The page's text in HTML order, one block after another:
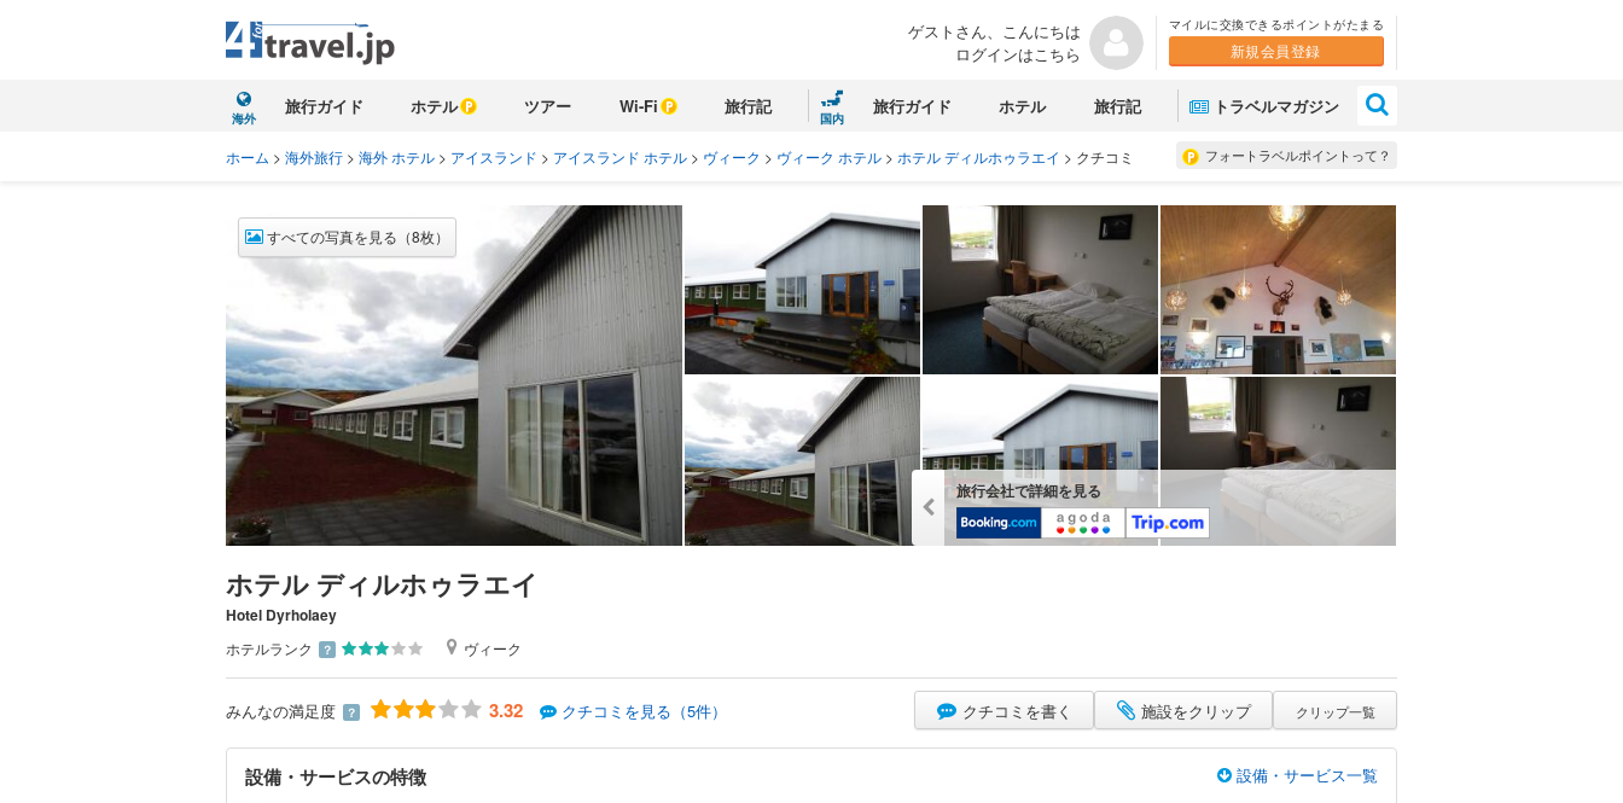
ゲストさん、こんにちは
ログインはこちら
マイルに交換できるポイントがたまる
新規会員登録
海外
旅行ガイド ホテル ツアー Wi-Fi 旅行記
国内
旅行ガイド ホテル 旅行記 トラベルマガジン
フォートラベルポイントって？
ホーム > 海外旅行 > 海外 ホテル > アイスランド > アイスランド ホテル > ヴィーク > ヴィーク ホテル > ホテル ディルホゥラエイ > クチコミ
すべての写真を見る（8枚）
旅行会社で詳細を見る
ホテル ディルホゥラエイ
Hotel Dyrholaey
ホテルランク ？ ヴィーク
みんなの満足度 ？ 3.32 クチコミを見る（5件） クチコミを書く 施設をクリップ クリップ一覧
設備・サービスの特徴
設備・サービス一覧